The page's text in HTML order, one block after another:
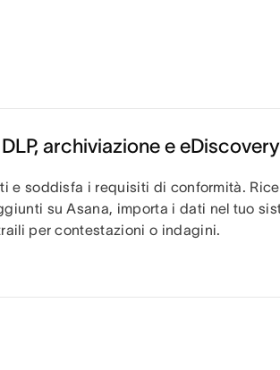
archiviazione e eDiscovery
e soddisfa i requisiti di conformità.
su Asana, importa i dati nel tuo
per contestazioni o indagini.